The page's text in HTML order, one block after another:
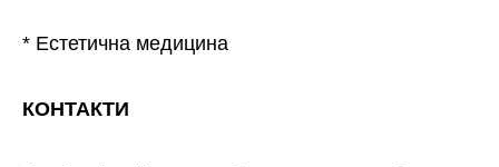
* Естетична медицина
КОНТАКТИ